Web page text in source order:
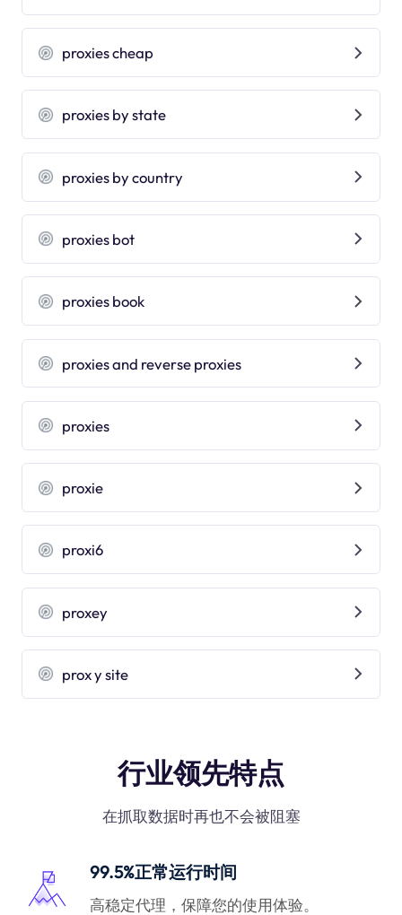
proxies cheap
proxies by state
proxies by country
proxies bot
proxies book
proxies and reverse proxies
proxies
proxie
proxi6
proxey
prox y site
行业领先特点
在抓取数据时再也不会被阻塞
99.5%正常运行时间
高稳定代理，保障您的使用体验。